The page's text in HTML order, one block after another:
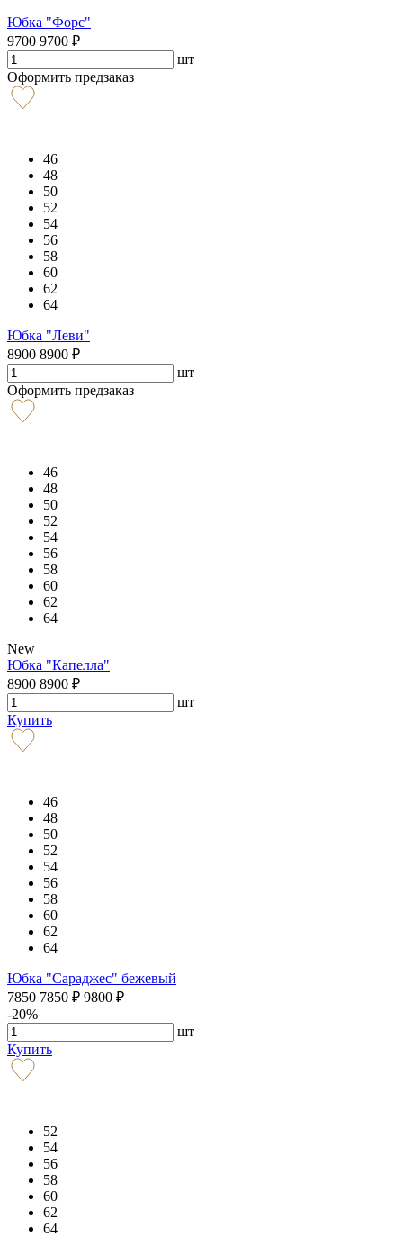
Юбка "Форс"
9700 9700 ₽
шт
Оформить предзаказ
46
48
50
52
54
56
58
60
62
64
Юбка "Леви"
8900 8900 ₽
шт
Оформить предзаказ
46
48
50
52
54
56
58
60
62
64
New
Юбка "Капелла"
8900 8900 ₽
шт
Купить
46
48
50
52
54
56
58
60
62
64
Юбка "Сараджес" бежевый
7850 7850 ₽ 9800 ₽
-20%
шт
Купить
52
54
56
58
60
62
64